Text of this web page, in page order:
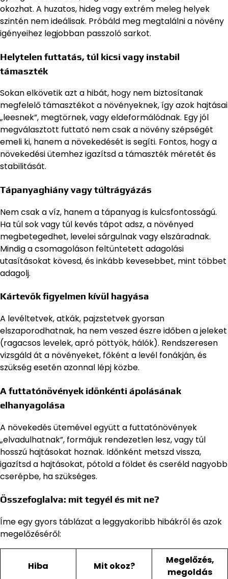
okozhat. A huzatos, hideg vagy extrém meleg helyek
szintén nem ideálisak. Próbáld meg megtalálni a növény
igényeihez legjobban passzoló sarkot.
Helytelen futtatás, túl kicsi vagy instabil
támaszték
Sokan elkövetik azt a hibát, hogy nem biztosítanak
megfelelő támasztékot a növényeknek, így azok hajtásai
„leesnek”, megtörnek, vagy eldeformálódnak. Egy jól
megválasztott futtató nem csak a növény szépségét
emeli ki, hanem a növekedését is segíti. Fontos, hogy a
növekedési ütemhez igazítsd a támaszték méretét és
stabilitását.
Tápanyaghiány vagy túltrágyázás
Nem csak a víz, hanem a tápanyag is kulcsfontosságú.
Ha túl sok vagy túl kevés tápot adsz, a növényed
megbetegedhet, levelei sárgulnak vagy elszáradnak.
Mindig a csomagoláson feltüntetett adagolási
utasításokat kövesd, és inkább kevesebbet, mint többet
adagolj.
Kártevők figyelmen kívül hagyása
A levéltetvek, atkák, pajzstetvek gyorsan
elszaporodhatnak, ha nem veszed észre időben a jeleket
(ragacsos levelek, apró pöttyök, hálók). Rendszeresen
vizsgáld át a növényeket, főként a levél fonákján, és
szükség esetén azonnal lépj közbe.
A futtatónövények időnkénti ápolásának
elhanyagolása
A növekedés ütemével együtt a futtatónövények
„elvadulhatnak”, formájuk rendezetlen lesz, vagy túl
hosszú hajtásokat hoznak. Időnként metszd vissza,
igazítsd a hajtásokat, pótold a földet és cseréld nagyobb
cserépbe, ha szükséges.
Összefoglalva: mit tegyél és mit ne?
Íme egy gyors táblázat a leggyakoribb hibákról és azok
megelőzéséről:
Hiba Mit okoz?
Megelőzés,
megoldás